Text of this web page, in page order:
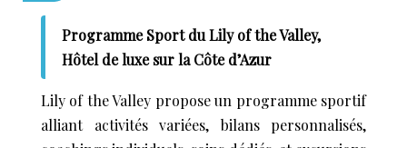
Programme Sport du Lily of the Valley,
Hôtel de luxe sur la Côte d’Azur
Lily of the Valley propose un programme sportif
alliant activités variées, bilans personnalisés,